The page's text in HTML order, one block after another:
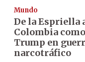
Mundo
De la Espriella
Colombia
Trump en
narcotráfico